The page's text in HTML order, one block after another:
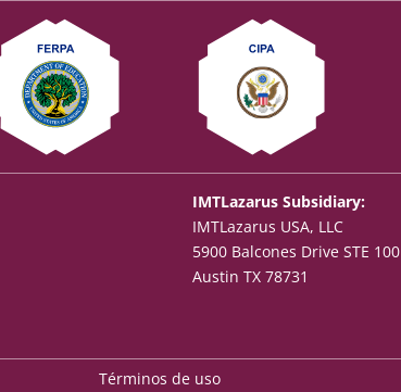
IMTLazarus Subsidiary:
IMTLazarus USA, LLC
5900 Balcones Drive STE 100
Austin TX 78731
Términos de uso